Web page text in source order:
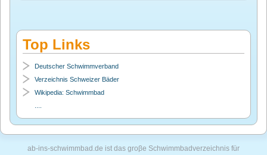
Top Links
Deutscher Schwimmverband
Verzeichnis Schweizer Bäder
Wikipedia: Schwimmbad
ab-ins-schwimmbad.de ist das groβe Schwimmbadverzeichnis für